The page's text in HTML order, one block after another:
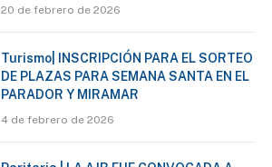
20 de febrero de 2026
Turismo| INSCRIPCIÓN PARA EL SORTEO
DE PLAZAS PARA SEMANA SANTA EN EL
PARADOR Y MIRAMAR
4 de febrero de 2026